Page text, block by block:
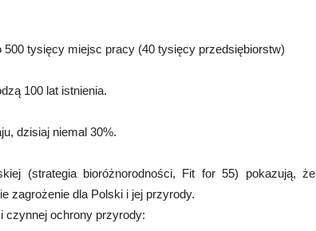
tysięcy miejsc pracy (40 tysięcy przedsiębiorstw)
100 lat istnienia.
dzisiaj niemal 30%.
(strategia bioróżnorodności, Fit for 55) pokazują, że
zagrożenie dla Polski i jej przyrody.
czynnej ochrony przyrody: